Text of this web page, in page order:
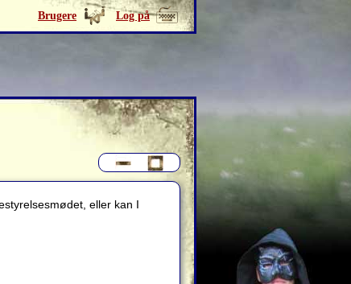
Brugere Log på
eller kan I